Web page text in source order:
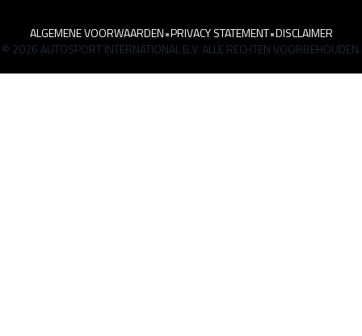
ALGEMENE VOORWAARDEN•PRIVACY STATEMENT•DISCLAIMER
© 2026 AUTOSPORT INTERNATIONAL B.V. ALLE RECHTEN VOORBEHOUDEN.